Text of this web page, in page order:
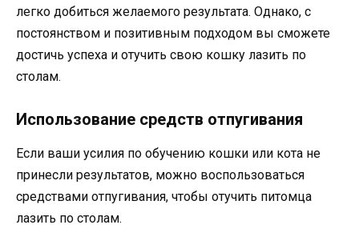
легко добиться желаемого результата. Однако, с
постоянством и позитивным подходом вы сможете
достичь успеха и отучить свою кошку лазить по
столам.
Использование средств отпугивания
Если ваши усилия по обучению кошки или кота не
принесли результатов, можно воспользоваться
средствами отпугивания, чтобы отучить питомца
лазить по столам.